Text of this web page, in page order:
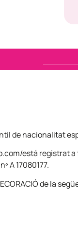
de nacionalitat
está registrat a
A 17080177.
de la